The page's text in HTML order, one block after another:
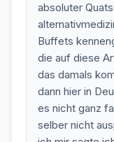
absoluter
Buffets
die auf diese
das damals
dann hier in
es nicht ganz
selber nicht